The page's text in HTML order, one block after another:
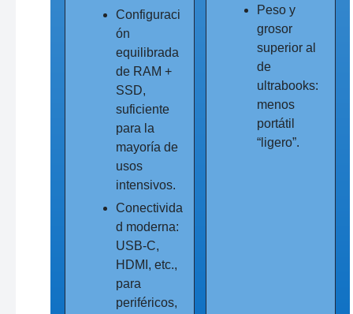
Configuraci
ón
equilibrada
de RAM +
SSD,
suficiente
para la
mayoría de
usos
intensivos.
Conectivida
d moderna:
USB-C,
HDMI, etc.,
para
periféricos,
Peso y
grosor
superior al
de
ultrabooks:
menos
portátil
“ligero”.